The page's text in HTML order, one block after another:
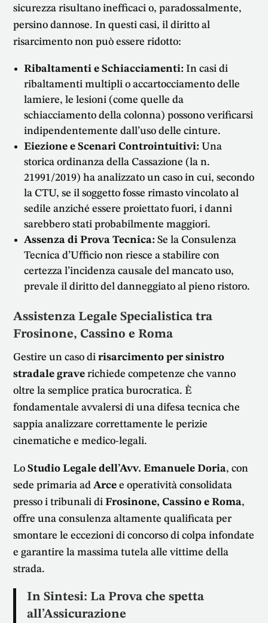
sicurezza risultano inefficaci o, paradossalmente,
persino dannose. In questi casi, il diritto al
risarcimento non può essere ridotto:
Ribaltamenti e Schiacciamenti: In casi di
ribaltamenti multipli o accartocciamento delle
lamiere, le lesioni (come quelle da
schiacciamento della colonna) possono verificarsi
indipendentemente dall’uso delle cinture.
Eiezione e Scenari Controintuitivi: Una
storica ordinanza della Cassazione (la n.
21991/2019) ha analizzato un caso in cui, secondo
la CTU, se il soggetto fosse rimasto vincolato al
sedile anziché essere proiettato fuori, i danni
sarebbero stati probabilmente maggiori.
Assenza di Prova Tecnica: Se la Consulenza
Tecnica d’Ufficio non riesce a stabilire con
certezza l’incidenza causale del mancato uso,
prevale il diritto del danneggiato al pieno ristoro.
Assistenza Legale Specialistica tra
Frosinone, Cassino e Roma
Gestire un caso dirisarcimento per sinistro
stradale grave richiede competenze che vanno
oltre la semplice pratica burocratica. È
fondamentale avvalersi di una difesa tecnica che
sappia analizzare correttamente le perizie
cinematiche e medico-legali.
LoStudio Legale dell’Avv. Emanuele Doria, con
sede primaria adArce e operatività consolidata
presso i tribunali diFrosinone, Cassino e Roma,
offre una consulenza altamente qualificata per
smontare le eccezioni di concorso di colpa infondate
e garantire la massima tutela alle vittime della
strada.
In Sintesi: La Prova che spetta
all’Assicurazione